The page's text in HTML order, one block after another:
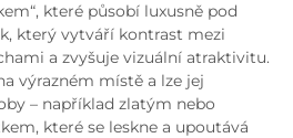
které působí luxusně pod
který vytváří kontrast mezi
a zvyšuje vizuální atraktivitu.
výrazném místě a lze jej
– například zlatým nebo
které se leskne a upoutává